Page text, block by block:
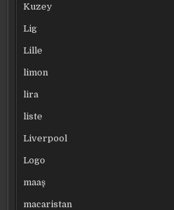
Kuzey
Lig
Lille
limon
lira
liste
Liverpool
Logo
maaş
macaristan